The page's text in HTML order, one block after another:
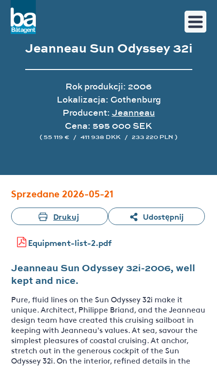
Jeanneau Sun Odyssey 32i
Rok produkcji: 2006
Lokalizacja: Gothenburg
Producent: Jeanneau
Cena: 595 000 SEK
( 55 119 € / 411 938 DKK / 233 220 PLN )
Sprzedane 2026-05-21
Drukuj Udostępnij
Equipment-list-2.pdf
Jeanneau Sun Odyssey 32i-2006, well
kept and nice.
Pure, fluid lines on the Sun Odyssey 32i make it
unique. Architect, Philippe Briand, and the Jeanneau
design team have created this cruising sailboat in
keeping with Jeanneau's values. At sea, savour the
simplest pleasures of coastal cruising. At anchor,
stretch out in the generous cockpit of the Sun
Odyssey 32i. On the interior, refined details in the